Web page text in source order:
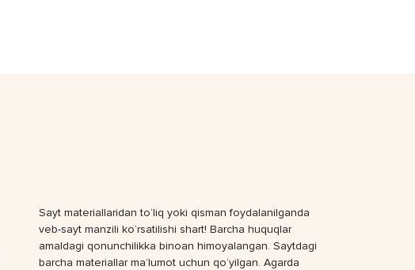
Sayt materiallaridan to‘liq yoki qisman foydalanilganda
veb-sayt manzili ko‘rsatilishi shart! Barcha huquqlar
amaldagi qonunchilikka binoan himoyalangan. Saytdagi
barcha materiallar ma’lumot uchun qo‘yilgan. Agarda